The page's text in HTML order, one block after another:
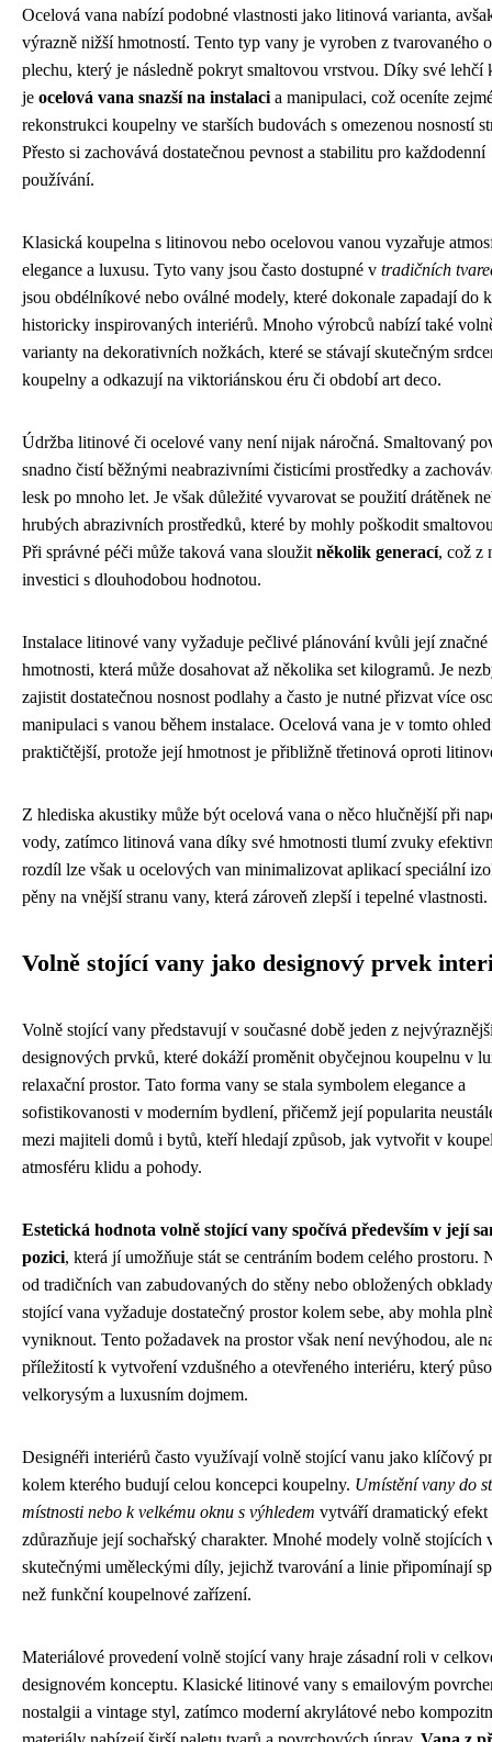
Ocelová vana nabízí podobné vlastnosti jako litinová varianta,
výrazně nižší hmotností. Tento typ vany je vyroben z tvarovaného
plechu, který je následně pokryt smaltovou vrstvou. Díky své lehčí
je ocelová vana snazší na instalaci a manipulaci, což oceníte
rekonstrukci koupelny ve starších budovách s omezenou nosností
Přesto si zachovává dostatečnou pevnost a stabilitu pro každodenní
používání.
Klasická koupelna s litinovou nebo ocelovou vanou vyzařuje
elegance a luxusu. Tyto vany jsou často dostupné v tradičních
jsou obdélníkové nebo oválné modely, které dokonale zapadají do
historicky inspirovaných interiérů. Mnoho výrobců nabízí také
varianty na dekorativních nožkách, které se stávají skutečným
koupelny a odkazují na viktoriánskou éru či období art deco.
Údržba litinové či ocelové vany není nijak náročná. Smaltovaný
snadno čistí běžnými neabrazivními čisticími prostředky a
lesk po mnoho let. Je však důležité vyvarovat se použití drátěnek
hrubých abrazivních prostředků, které by mohly poškodit
Při správné péči může taková vana sloužit několik generací, což z
investici s dlouhodobou hodnotou.
Instalace litinové vany vyžaduje pečlivé plánování kvůli její značné
hmotnosti, která může dosahovat až několika set kilogramů. Je
zajistit dostatečnou nosnost podlahy a často je nutné přizvat více
manipulaci s vanou během instalace. Ocelová vana je v tomto
praktičtější, protože její hmotnost je přibližně třetinová oproti
Z hlediska akustiky může být ocelová vana o něco hlučnější při
vody, zatímco litinová vana díky své hmotnosti tlumí zvuky
rozdíl lze však u ocelových van minimalizovat aplikací speciální
pěny na vnější stranu vany, která zároveň zlepší i tepelné vlastnosti.
Volně stojící vany jako designový prvek
Volně stojící vany představují v současné době jeden z
designových prvků, které dokáží proměnit obyčejnou koupelnu v
relaxační prostor. Tato forma vany se stala symbolem elegance a
sofistikovanosti v moderním bydlení, přičemž její popularita
mezi majiteli domů i bytů, kteří hledají způsob, jak vytvořit v
atmosféru klidu a pohody.
Estetická hodnota volně stojící vany spočívá především v její
pozici, která jí umožňuje stát se centráním bodem celého prostoru.
od tradičních van zabudovaných do stěny nebo obložených
stojící vana vyžaduje dostatečný prostor kolem sebe, aby mohla
vyniknout. Tento požadavek na prostor však není nevýhodou, ale
příležitostí k vytvoření vzdušného a otevřeného interiéru, který
velkorysým a luxusním dojmem.
Designéři interiérů často využívají volně stojící vanu jako klíčový
kolem kterého budují celou koncepci koupelny. Umístění vany do
místnosti nebo k velkému oknu s výhledem vytváří dramatický efekt
zdůrazňuje její sochařský charakter. Mnohé modely volně stojících
skutečnými uměleckými díly, jejichž tvarování a linie připomínají
než funkční koupelnové zařízení.
Materiálové provedení volně stojící vany hraje zásadní roli v
designovém konceptu. Klasické litinové vany s emailovým
nostalgii a vintage styl, zatímco moderní akrylátové nebo